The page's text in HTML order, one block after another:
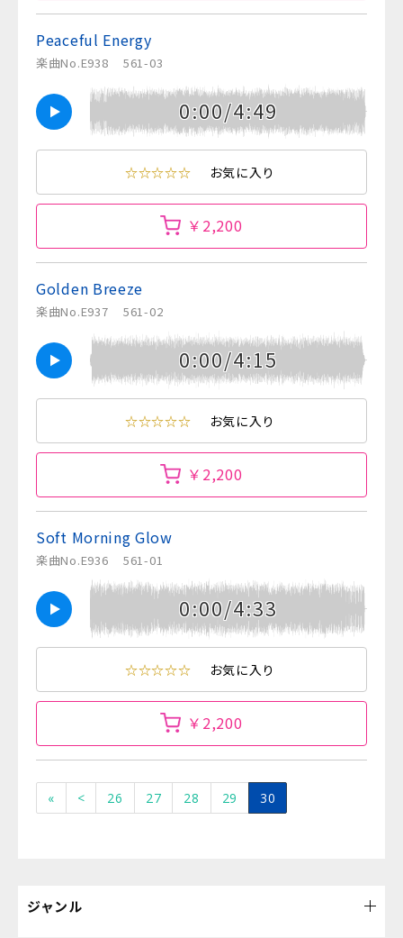
Peaceful Energy
楽曲No.E938 561-03
0:00/4:49
☆☆☆☆☆ お気に入り
￥2,200
Golden Breeze
楽曲No.E937 561-02
0:00/4:15
☆☆☆☆☆ お気に入り
￥2,200
Soft Morning Glow
楽曲No.E936 561-01
0:00/4:33
☆☆☆☆☆ お気に入り
￥2,200
« < 26 27 28 29 30
ジャンル